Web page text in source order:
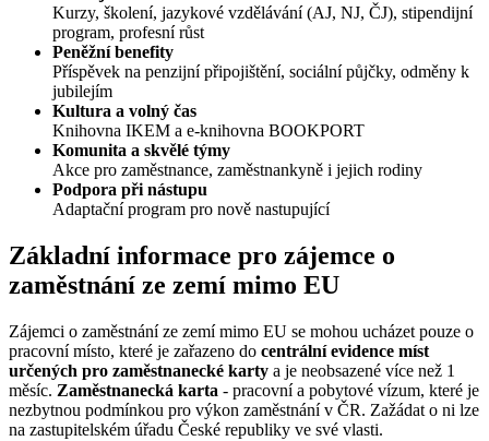
Kurzy, školení, jazykové vzdělávání (AJ, NJ, ČJ), stipendijní
program, profesní růst
Peněžní benefity
Příspěvek na penzijní připojištění, sociální půjčky, odměny k
jubilejím
Kultura a volný čas
Knihovna IKEM a e-knihovna BOOKPORT
Komunita a skvělé týmy
Akce pro zaměstnance, zaměstnankyně i jejich rodiny
Podpora při nástupu
Adaptační program pro nově nastupující
Základní informace pro zájemce o
zaměstnání ze zemí mimo EU
Zájemci o zaměstnání ze zemí mimo EU se mohou ucházet pouze o
pracovní místo, které je zařazeno do centrální evidence míst
určených pro zaměstnanecké karty a je neobsazené více než 1
měsíc. Zaměstnanecká karta - pracovní a pobytové vízum, které je
nezbytnou podmínkou pro výkon zaměstnání v ČR. Zažádat o ni lze
na zastupitelském úřadu České republiky ve své vlasti.